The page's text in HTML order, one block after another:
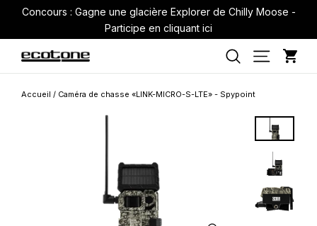
PasserConcours : Gagne une glacière Explorer de Chilly Moose -
Participe en cliquant ici
Rechercher
Accueil / Caméra de chasse «LINK-MICRO-S-LTE» - Spypoint